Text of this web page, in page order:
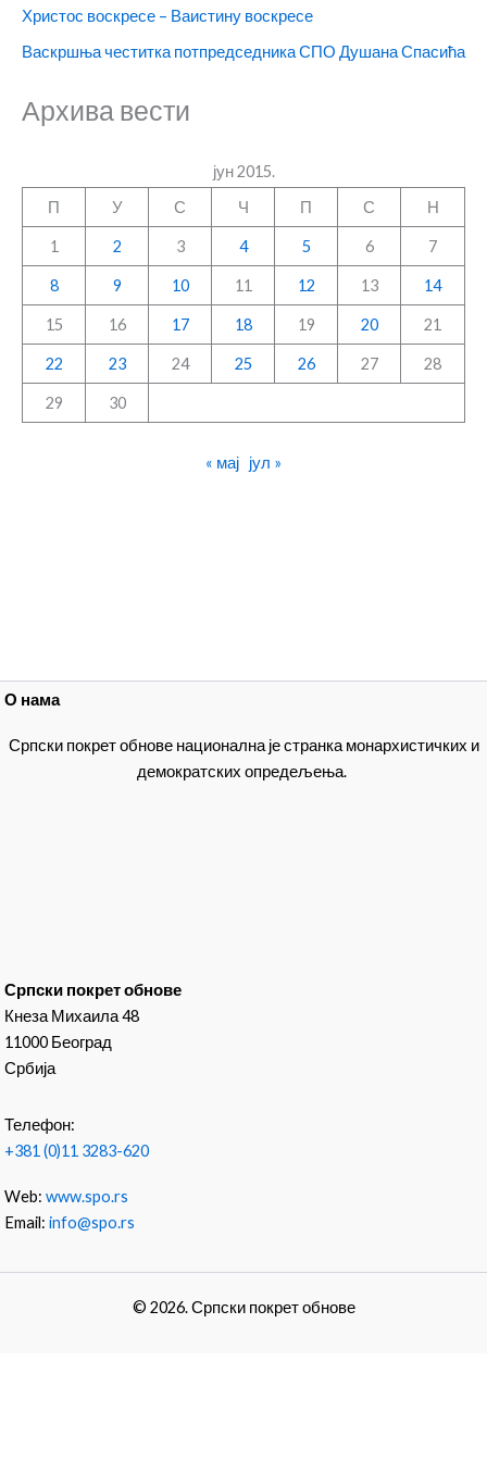
Христос воскресе – Ваистину воскресе
Васкршња честитка потпредседника СПО Душана Спасића
Архива вести
јун 2015.
П
У С Ч П С Н
1 2 3 4 5 6 7
8 9 10 11 12 13 14
15 16 17 18 19 20 21
22 23 24 25 26 27 28
29 30
« мај јул »
О нама
Српски покрет обнове национална је странка монархистичких и
демократских опредељења.
Српски покрет обнове
Кнеза Михаила 48
11000 Београд
Србија
Телефон:
+381 (0)11 3283-620
Web:www.spo.rs
Email:info@spo.rs
© 2026. Српски покрет обнове